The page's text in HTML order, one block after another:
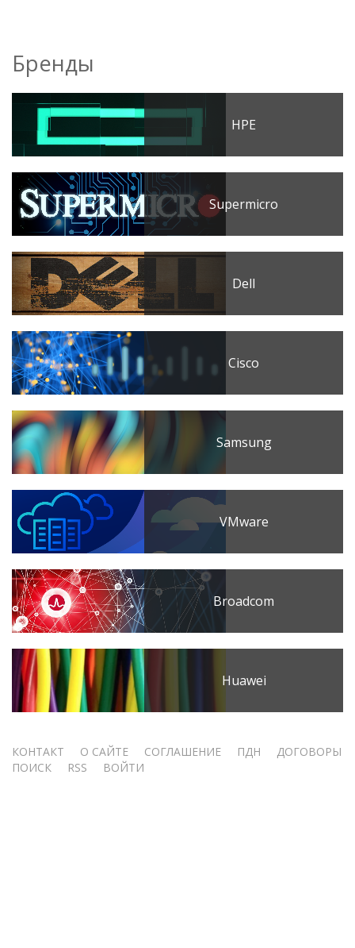
Бренды
HPE
Supermicro
Dell
Cisco
Samsung
VMware
Broadcom
Huawei
Меню
КОНТАКТ О САЙТЕ СОГЛАШЕНИЕ ПДН
ДОГОВОРЫ
ПОИСК
RSS ВОЙТИ